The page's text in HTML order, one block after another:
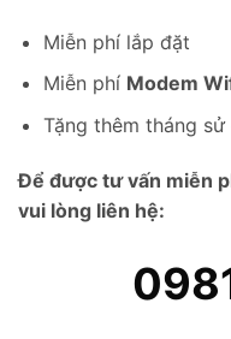
Miễn phí lắp đặt
Miễn phí Modem
Tặng thêm tháng
Để được tư vấn miễn
vui lòng liên hệ: